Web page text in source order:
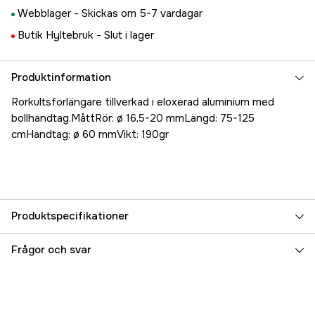
Webblager - Skickas om 5-7 vardagar
Butik Hyltebruk - Slut i lager
Produktinformation
Rorkultsförlängare tillverkad i eloxerad aluminium med
bollhandtag.MåttRör: ø 16,5-20 mmLängd: 75-125
cmHandtag: ø 60 mmVikt: 190gr
Produktspecifikationer
Referensnummer 5000023095
Frågor och svar